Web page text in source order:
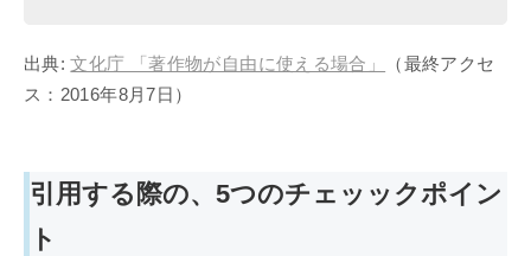
出典:文化庁 「著作物が自由に使える場合」
（最終アクセ
ス：2016年8月7日）
引用する際の、5つのチェッックポイン
ト